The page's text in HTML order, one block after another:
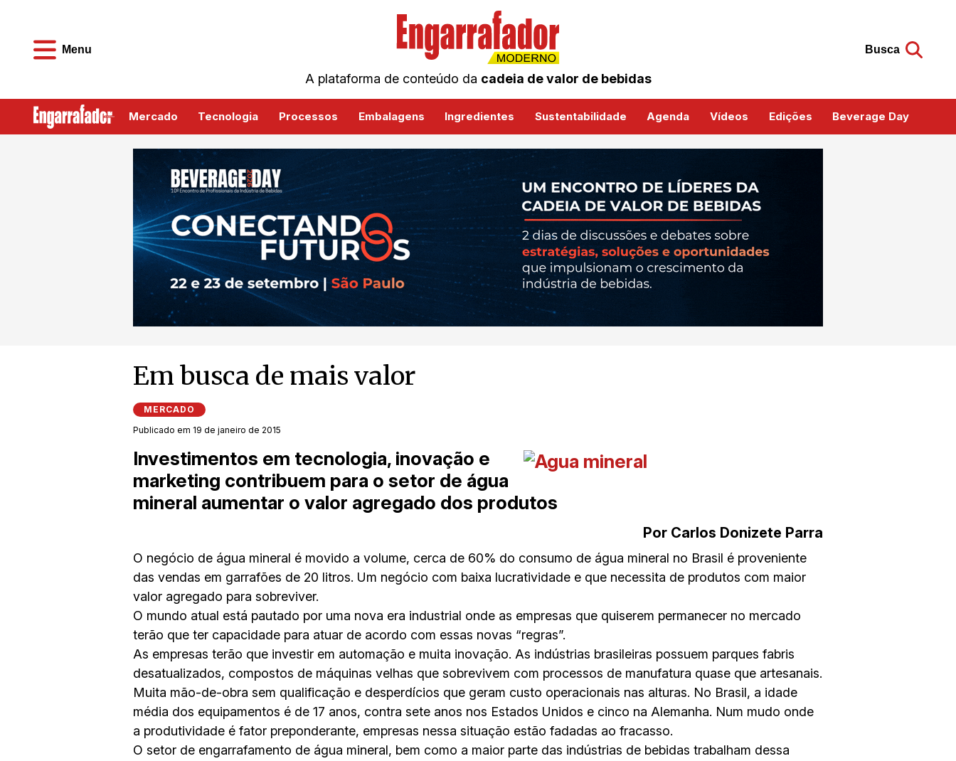
Menu
A plataforma de conteúdo da cadeia de valor de bebidas
Busca
Mercado Tecnologia Processos Embalagens Ingredientes Sustentabilidade Agenda Vídeos Edições Beverage Day
Em busca de mais valor
MERCADO
Publicado em 19 de janeiro de 2015
Investimentos em tecnologia, inovação e
marketing contribuem para o setor de água
mineral aumentar o valor agregado dos produtos
Por Carlos Donizete Parra
O negócio de água mineral é movido a volume, cerca de 60% do consumo de água mineral no Brasil é proveniente
das vendas em garrafões de 20 litros. Um negócio com baixa lucratividade e que necessita de produtos com maior
valor agregado para sobreviver.
O mundo atual está pautado por uma nova era industrial onde as empresas que quiserem permanecer no mercado
terão que ter capacidade para atuar de acordo com essas novas “regras”.
As empresas terão que investir em automação e muita inovação. As indústrias brasileiras possuem parques fabris
desatualizados, compostos de máquinas velhas que sobrevivem com processos de manufatura quase que artesanais.
Muita mão-de-obra sem qualificação e desperdícios que geram custo operacionais nas alturas. No Brasil, a idade
média dos equipamentos é de 17 anos, contra sete anos nos Estados Unidos e cinco na Alemanha. Num mudo onde
a produtividade é fator preponderante, empresas nessa situação estão fadadas ao fracasso.
O setor de engarrafamento de água mineral, bem como a maior parte das indústrias de bebidas trabalham dessa